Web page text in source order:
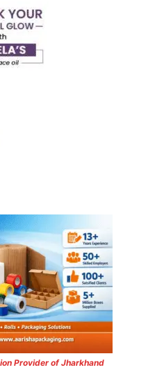
Provider of Jharkhand